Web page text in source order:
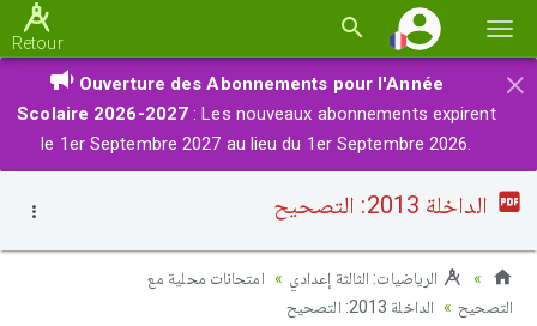
la
Retour
×
Ouverture des Abonnements pour l'Année
Scolaire 2026-2027 : Les nouveaux abonnements expirent
le 1er Septembre 2027 au lieu du 1er Septembre 2026.
الداخلة 2013: التصحيح
الرياضيات: الثالثة إعدادي
امتحانات محلية مع
التصحيح
الداخلة 2013: التصحيح